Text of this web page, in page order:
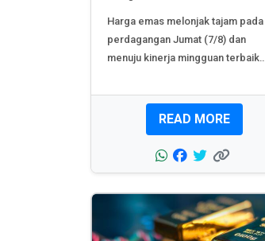
Harga emas melonjak tajam pada
perdagangan Jumat (7/8) dan
menuju kinerja mingguan terbaik
READ MORE